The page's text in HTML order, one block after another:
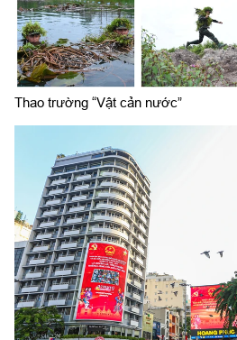
Thao trường “Vật cản nước”